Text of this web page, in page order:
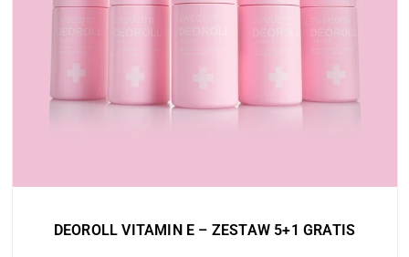
DEOROLL VITAMIN E – ZESTAW 5+1 GRATIS